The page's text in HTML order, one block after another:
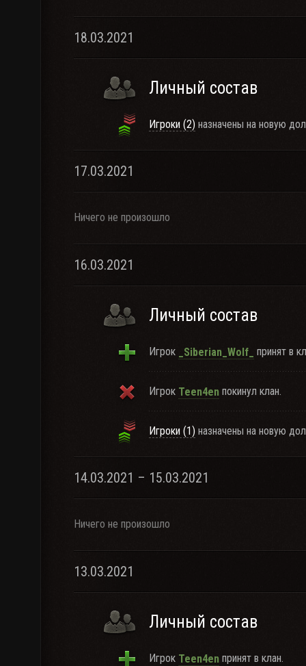
18.03.2021
Личный состав
Игроки (2) назначены на новую
17.03.2021
Ничего не произошло
16.03.2021
Личный состав
Игрок _Siberian_Wolf_ принят в
Игрок Teen4en покинул клан.
Игроки (1) назначены на новую
14.03.2021 – 15.03.2021
Ничего не произошло
13.03.2021
Личный состав
Игрок Teen4en принят в клан.